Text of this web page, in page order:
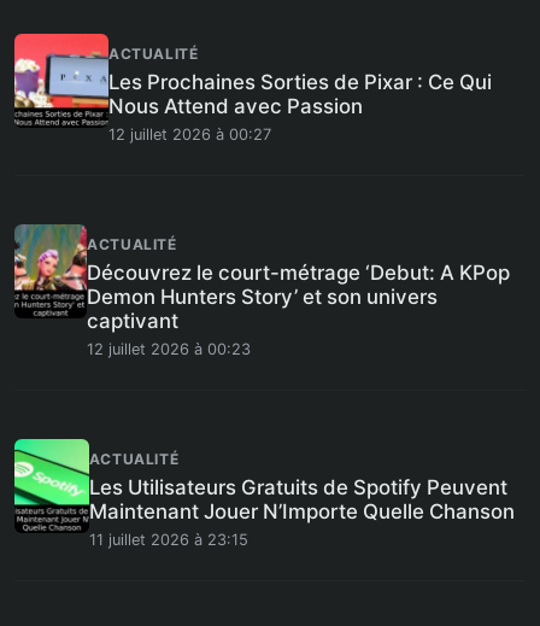
ACTUALITÉ
Les Prochaines Sorties de Pixar : Ce Qui
Nous Attend avec Passion
12 juillet 2026 à 00:27
ACTUALITÉ
Découvrez le court-métrage ‘Debut: A KPop
Demon Hunters Story’ et son univers
captivant
12 juillet 2026 à 00:23
ACTUALITÉ
Les Utilisateurs Gratuits de Spotify Peuvent
Maintenant Jouer N’Importe Quelle Chanson
11 juillet 2026 à 23:15